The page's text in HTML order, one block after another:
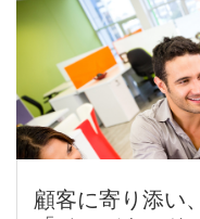
顧客に寄り添い